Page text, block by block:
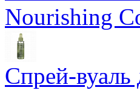
Nourishing
Спрей-вуаль